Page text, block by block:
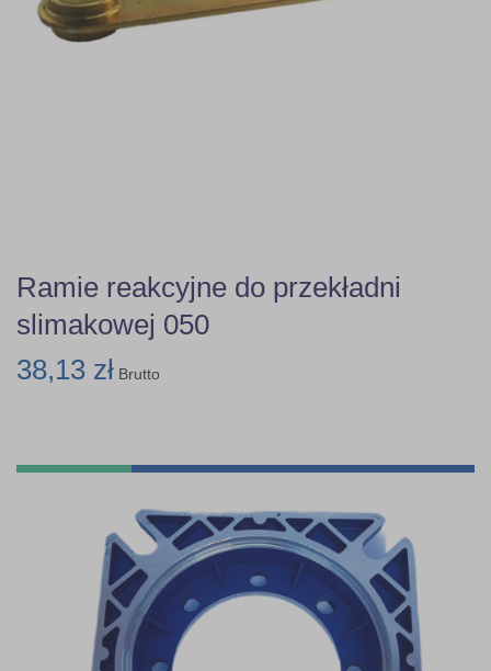
Ramie reakcyjne do przekładni
slimakowej 050
38,13 zł Brutto